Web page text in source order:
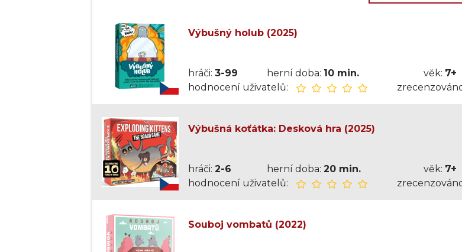
Výbušný holub (2025)
hráči: 3-99 herní doba: 10 min. věk: 7+
hodnocení uživatelů:
Výbušná koťátka: Desková hra (2025)
hráči: 2-6 herní doba: 20 min. věk: 7+
hodnocení uživatelů:
Souboj vombatů (2022)